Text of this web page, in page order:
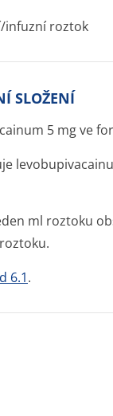
infuzní roztok
SLOŽENÍ
5 mg ve
ml roztoku
6.1.